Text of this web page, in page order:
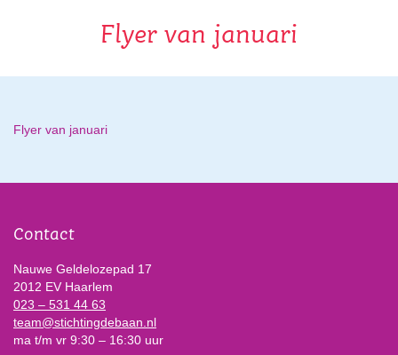
Flyer van januari
Flyer van januari
Contact
Nauwe Geldelozepad 17
2012 EV Haarlem
023 – 531 44 63
team@stichtingdebaan.nl
ma t/m vr 9:30 – 16:30 uur